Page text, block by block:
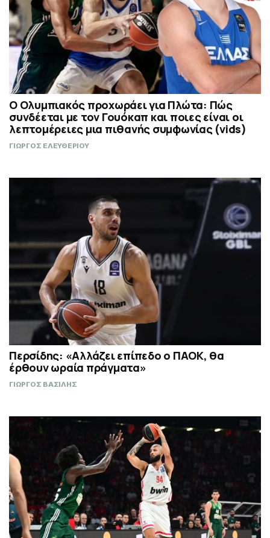
Ο Ολυμπιακός προχωράει για Πλώτα: Πώς
συνδέεται με τον Γουόκαπ και ποιες είναι οι
λεπτομέρειες μια πιθανής συμφωνίας (vids)
ΓΙΩΡΓΟΣ ΕΛΕΥΘΕΡΙΟΥ
Περσίδης: «Αλλάζει επίπεδο ο ΠΑΟΚ, θα
έρθουν ωραία πράγματα»
ΓΙΩΡΓΟΣ ΒΑΣΙΛΗΣ